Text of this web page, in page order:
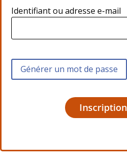
Identifiant ou adresse e-mail
Inscription